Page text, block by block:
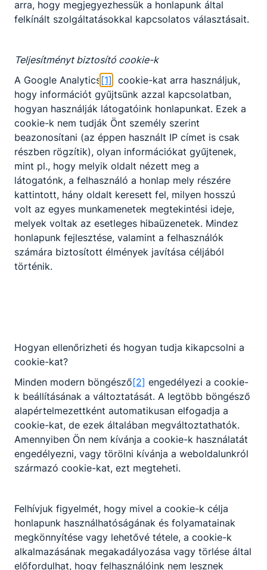
egymástól, de a szakmai oktatásnak
minden esetben meg kell felelnie a
Követelményekben meghatározott
tartalmaknak. Az új szakképzési
rendszerben a duális képzőhely a
szakképző intézménnyel közösen felel a
szakmai vizsgára való felkészítésért. Az
iskolák más és más duális partnerrel
állnak kapcsolatban. Az iskola és a
partner közötti megállapodás
tartalmazza, hogy hány napot van a
tanuló az iskolában és hány napot a
duális partnernél. Az ágazati alapvizsgát
követően a tanulók akár több időt
tölthetnek a duális képzőhelyen, mint az
iskolában. Technikumban az ötödik
évfolyam már szinte csak a gyakorlatról
szól.
A felsőoktatási intézménnyel közösen
kidolgozott szakmai program alapján
folytatott, emelt szintű szakmai tudást
biztosító képzés azoknak a jó tanulmányi
eredménnyel rendelkező tanulóknak ajánlott,
akik tudatosan szeretnék építeni jövőjüket. A
tanulók a képzés megfelelő tanulmányi
eredménnyel történt teljesítését követően
képzésébe.
Szakmák
arra, hogy megjegyezhessük a honlapunk által
felkínált szolgáltatásokkal kapcsolatos választásait.
Teljesítményt biztosító cookie-k
A Google Analytics [1] cookie-kat arra használjuk,
hogy információt gyűjtsünk azzal kapcsolatban,
hogyan használják látogatóink honlapunkat. Ezek a
cookie-k nem tudják Önt személy szerint
beazonosítani (az éppen használt IP címet is csak
részben rögzítik), olyan információkat gyűjtenek,
mint pl., hogy melyik oldalt nézett meg a
látogatónk, a felhasználó a honlap mely részére
kattintott, hány oldalt keresett fel, milyen hosszú
volt az egyes munkamenetek megtekintési ideje,
melyek voltak az esetleges hibaüzenetek. Mindez
honlapunk fejlesztése, valamint a felhasználók
számára biztosított élmények javítása céljából
történik.
Hogyan ellenőrizheti és hogyan tudja kikapcsolni a
cookie-kat?
Minden modern böngésző[2] engedélyezi a cookie-
k beállításának a változtatását. A legtöbb böngésző
alapértelmezettként automatikusan elfogadja a
cookie-kat, de ezek általában megváltoztathatók.
Amennyiben Ön nem kívánja a cookie-k használatát
engedélyezni, vagy törölni kívánja a weboldalunkról
származó cookie-kat, ezt megteheti.
Felhívjuk figyelmét, hogy mivel a cookie-k célja
honlapunk használhatóságának és folyamatainak
megkönnyítése vagy lehetővé tétele, a cookie-k
alkalmazásának megakadályozása vagy törlése által
előfordulhat, hogy felhasználóink nem lesznek